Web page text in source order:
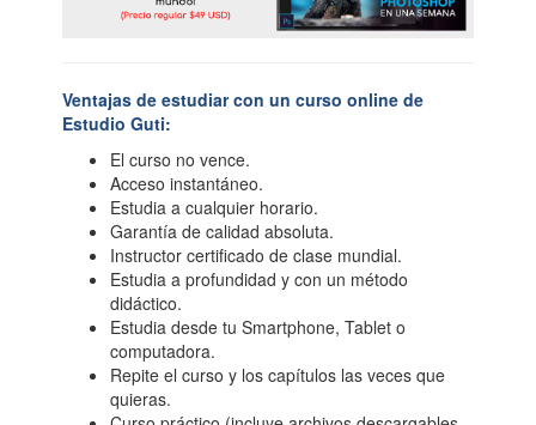
Ventajas de estudiar con un curso online de
Estudio Guti:
El curso no vence.
Acceso instantáneo.
Estudia a cualquier horario.
Garantía de calidad absoluta.
Instructor certificado de clase mundial.
Estudia a profundidad y con un método
didáctico.
Estudia desde tu Smartphone, Tablet o
computadora.
Repite el curso y los capítulos las veces que
quieras.